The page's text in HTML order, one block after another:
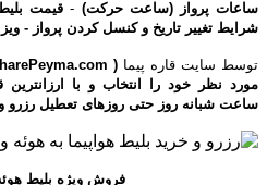
ساعات پرواز (ساعت حرکت) -قیمت بلیط
شرایط تغییر تاریخ و کنسل کردن پرواز -
توسط سایت قاره پیما( GharePeyma.com ) بلیت پروازهای
مورد نظر خود را انتخاب و با
ارزانترین
ساعت شبانه روز حتی روزهای تعطیل رزرو و
فروش ویژه بلیط